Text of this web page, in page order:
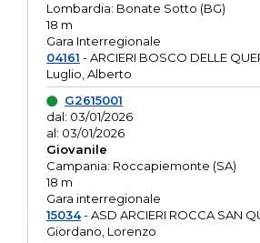
Lombardia: Bonate Sotto (BG)
18 m
Gara Interregionale
04161 - ARCIERI BOSCO DELLE
Luglio, Alberto
G2615001
dal: 03/01/2026
al: 03/01/2026
Giovanile
Campania: Roccapiemonte (SA)
18 m
Gara interregionale
15034- ASD ARCIERI ROCCA SAN
Giordano, Lorenzo